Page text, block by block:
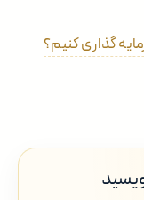
گذاری کنیم؟